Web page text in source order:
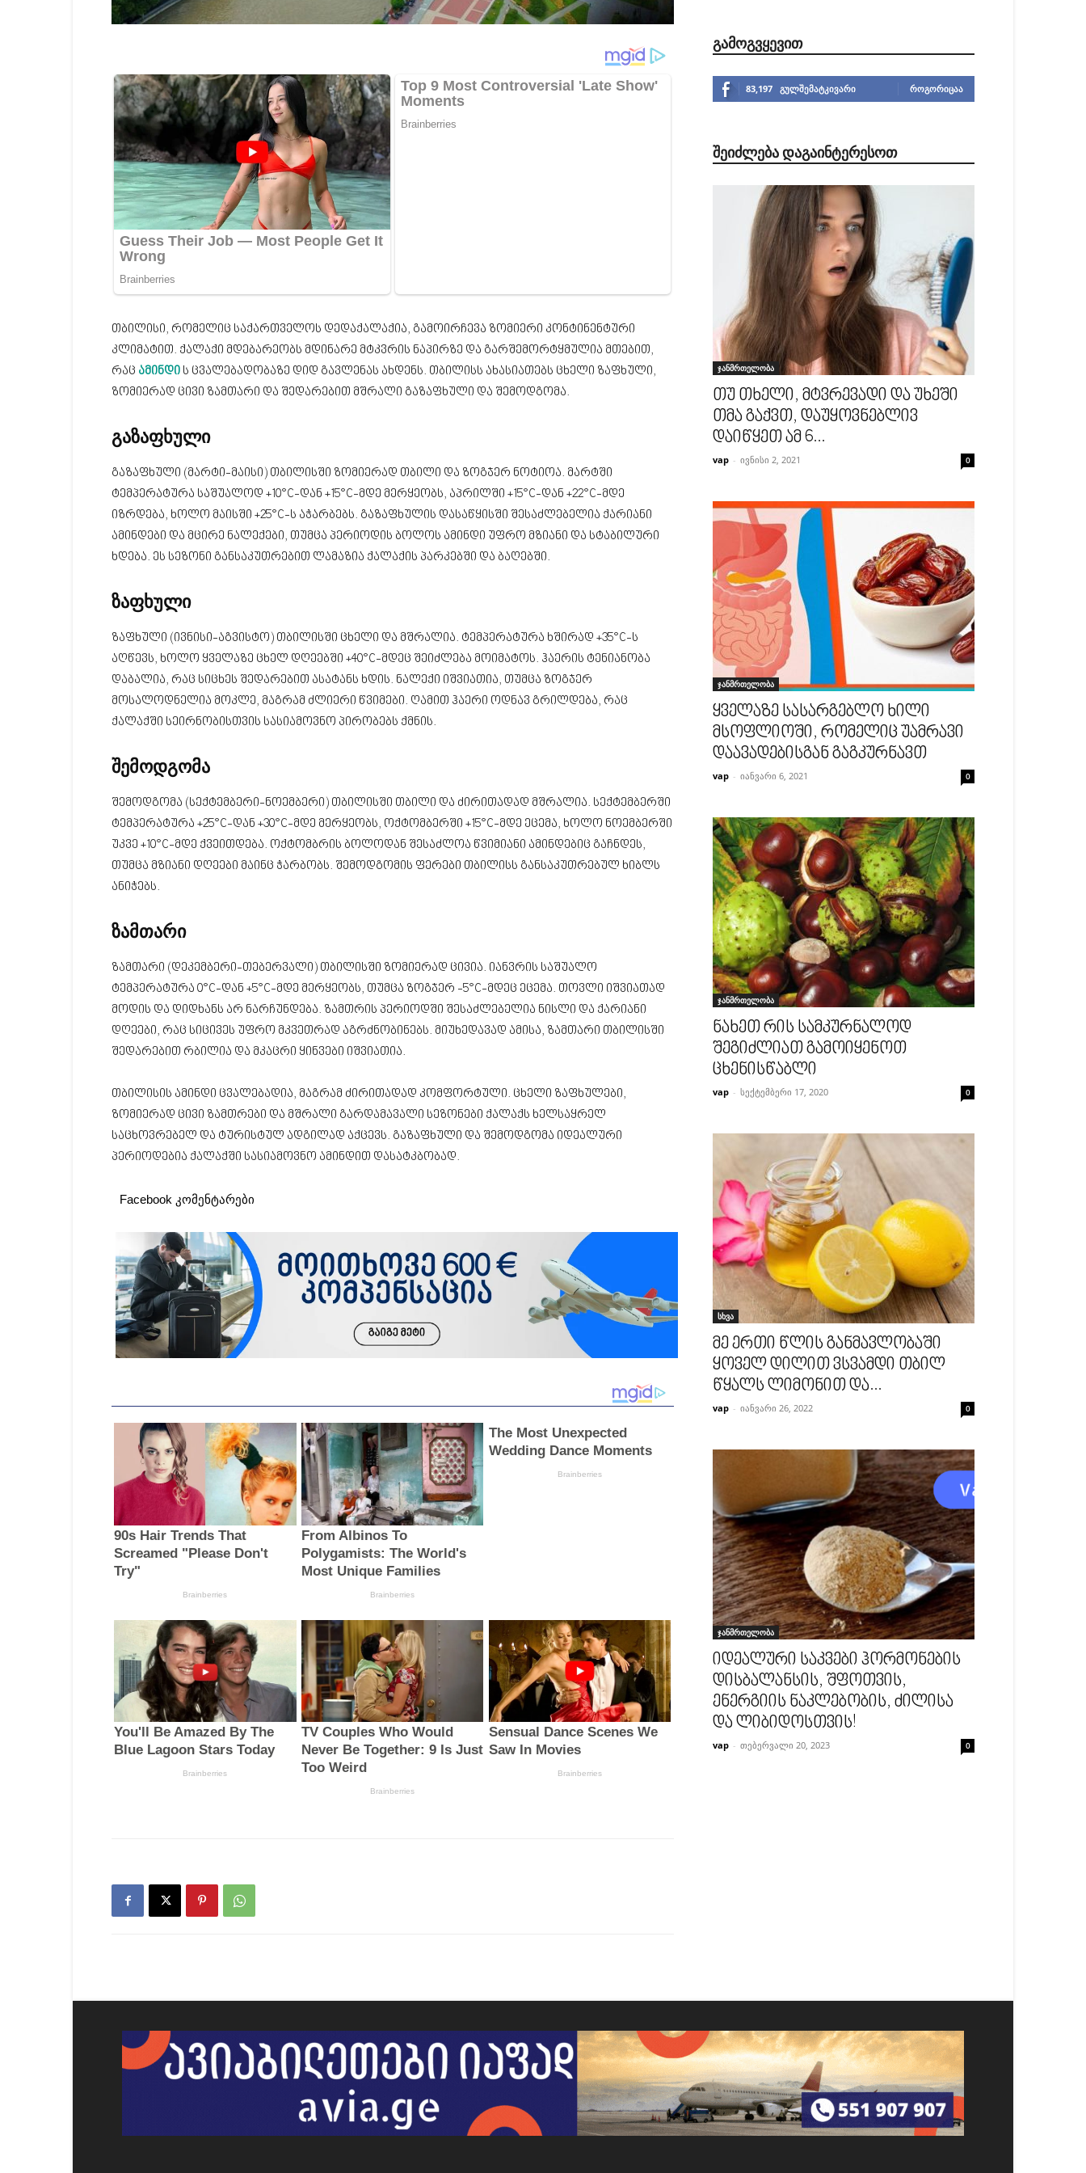
თბილისი, რომელიც საქართველოს დედაქალაქია, გამოირჩევა ზომიერი კონტინენტური
კლიმატით. ქალაქი მდებარეობს მდინარე მტკვრის ნაპირზე და გარშემორტყმულია მთებით,
რაც ამინდი ს ცვალებადობაზე დიდ გავლენას ახდენს. თბილისს ახასიათებს ცხელი ზაფხული,
ზომიერად ცივი ზამთარი და შედარებით მშრალი გაზაფხული და შემოდგომა.
გაზაფხული
გაზაფხული (მარტი-მაისი) თბილისში ზომიერად თბილი და ზოგჯერ ნოტიოა. მარტში
ტემპერატურა საშუალოდ +10°C-დან +15°C-მდე მერყეობს, აპრილში +15°C-დან +22°C-მდე
იზრდება, ხოლო მაისში +25°C-ს აჭარბებს. გაზაფხულის დასაწყისში შესაძლებელია ქარიანი
ამინდები და მცირე ნალექები, თუმცა პერიოდის ბოლოს ამინდი უფრო მზიანი და სტაბილური
ხდება. ეს სეზონი განსაკუთრებით ლამაზია ქალაქის პარკებში და ბაღებში.
ზაფხული
ზაფხული (ივნისი-აგვისტო) თბილისში ცხელი და მშრალია. ტემპერატურა ხშირად +35°C-ს
აღწევს, ხოლო ყველაზე ცხელ დღეებში +40°C-მდეც შეიძლება მოიმატოს. ჰაერის ტენიანობა
დაბალია, რაც სიცხეს შედარებით ასატანს ხდის. ნალექი იშვიათია, თუმცა ზოგჯერ
მოსალოდნელია მოკლე, მაგრამ ძლიერი წვიმები. ღამით ჰაერი ოდნავ გრილდება, რაც
ქალაქში სეირნობისთვის სასიამოვნო პირობებს ქმნის.
შემოდგომა
შემოდგომა (სექტემბერი-ნოემბერი) თბილისში თბილი და ძირითადად მშრალია. სექტემბერში
ტემპერატურა +25°C-დან +30°C-მდე მერყეობს, ოქტომბერში +15°C-მდე ეცემა, ხოლო ნოემბერში
უკვე +10°C-მდე ქვეითდება. ოქტომბრის ბოლოდან შესაძლოა წვიმიანი ამინდებიც გაჩნდეს,
თუმცა მზიანი დღეები მაინც ჭარბობს. შემოდგომის ფერები თბილისს განსაკუთრებულ ხიბლს
ანიჭებს.
ზამთარი
ზამთარი (დეკემბერი-თებერვალი) თბილისში ზომიერად ცივია. იანვრის საშუალო
ტემპერატურა 0°C-დან +5°C-მდე მერყეობს, თუმცა ზოგჯერ -5°C-მდეც ეცემა. თოვლი იშვიათად
მოდის და დიდხანს არ ნარჩუნდება. ზამთრის პერიოდში შესაძლებელია ნისლი და ქარიანი
დღეები, რაც სიცივეს უფრო მკვეთრად აგრძნობინებს. მიუხედავად ამისა, ზამთარი თბილისში
შედარებით რბილია და მკაცრი ყინვები იშვიათია.
თბილისის ამინდი ცვალებადია, მაგრამ ძირითადად კომფორტული. ცხელი ზაფხულები,
ზომიერად ცივი ზამთრები და მშრალი გარდამავალი სეზონები ქალაქს ხელსაყრელ
საცხოვრებელ და ტურისტულ ადგილად აქცევს. გაზაფხული და შემოდგომა იდეალური
პერიოდებია ქალაქში სასიამოვნო ამინდით დასატკბობად.
Facebook კომენტარები
ᲒᲐᲛᲝᲒᲕᲧᲔᲕᲘᲗ
83,197 გულშემატკივარი ᲠᲝᲒᲝᲠᲘᲪᲐᲐ
ᲨᲔᲘᲫᲚᲔᲑᲐ ᲓᲐᲒᲐᲘᲜᲢᲔᲠᲔᲡᲝᲗ
ჯანმრთელობა
თუ თხელი, მტვრევადი და უხეში
თმა გაქვთ, დაუყოვნებლივ
დაიწყეთ ამ 6...
vap - ივნისი 2, 2021 0
ჯანმრთელობა
ყველაზე სასარგებლო ხილი
მსოფლიოში, რომელიც უამრავი
დაავადებისგან გაგკურნავთ
vap - იანვარი 6, 2021 0
ჯანმრთელობა
ნახეთ რის სამკურნალოდ
შეგიძლიათ გამოიყენოთ
ცხენისწაბლი
vap - სექტემბერი 17, 2020 0
სხვა
მე ერთი წლის განმავლობაში
ყოველ დილით ვსვამდი თბილ
წყალს ლიმონით და...
vap - იანვარი 26, 2022 0
ჯანმრთელობა
იდეალური საკვები ჰორმონების
დისბალანსის, შფოთვის,
ენერგიის ნაკლებობის, ძილისა
და ლიბიდოსთვის!
vap - თებერვალი 20, 2023 0